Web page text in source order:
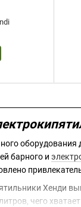
оборудования
барного и
Хенди
чего